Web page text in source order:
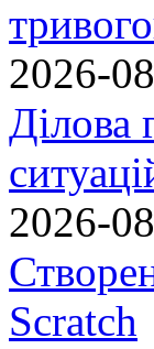
2026-
Ділова
2026-
Scratch